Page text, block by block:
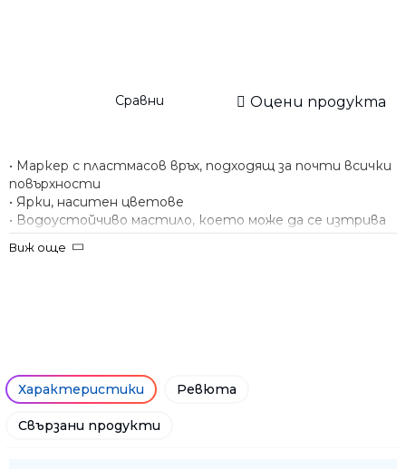
Сравни Оцени продукта
• Маркер с пластмасов връх, подходящ за почти всички
повърхности
• Ярки, наситен цветове
• Водоустойчиво мастило, което може да се изтрива
от гладки повърхности с гумичката
• Подходящ за писане върху камък, дърво, метал,
Виж още
Характеристики Ревюта
Свързани продукти